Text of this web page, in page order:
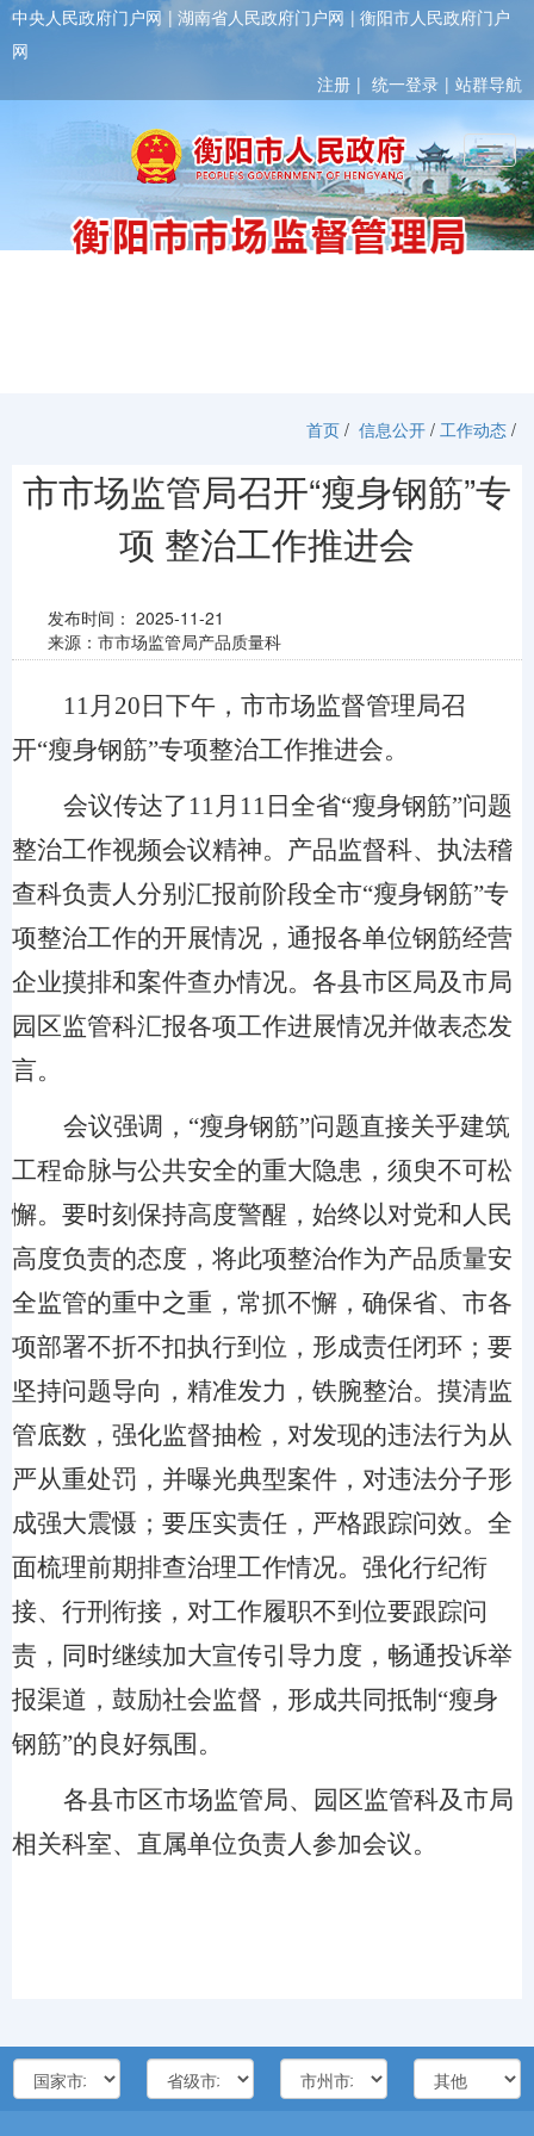
中央人民政府门户网 湖南省人民政府门户网
衡阳市人民政府门户
网
注册
统一登录 站群导航
首页 / 信息公开 / 工作动态 /
市市场监管局召开“瘦身钢筋”专
项 整治工作推进会
发布时间： 2025-11-21
来源：市市场监管局产品质量科
11月20日下午，市市场监督管理局召
开“瘦身钢筋”专项整治工作推进会。
会议传达了11月11日全省“瘦身钢筋”问题
整治工作视频会议精神。 产品监督科、执法稽
查科负责人分别汇报前阶段全市“瘦身钢筋”专
项整治工作的开展情况 ， 通报各单位钢筋经营
企业摸排和案件查办情况。各县市区局及市局
园区监管科汇报各项工作进展情况并做表态发
言。
会议强调，“瘦身钢筋”问题直接关乎建筑
工程命脉与公共安全的重大隐患，须臾不可松
懈。 要时刻保持高度警醒，始终以对党和人民
高度负责的态度，将此项整治作为产品质量安
全监管的重中之重，常抓不懈，确保省、市各
项部署不折不扣执行到位，形成责任闭环； 要
坚持问题导向，精准发力，铁腕整治。摸清监
管底数，强化监督抽检， 对发现的违法行为从
严从重处罚， 并曝光典型案件，对违法分子形
成强大震慑； 要压实责任 ，严格跟踪问效。 全
面梳理前期排查治理工作情况。 强化行纪衔
接、行刑衔接，对工作履职不到位要跟踪问
责， 同时继续加大宣传引导力度，畅通投诉举
报渠道，鼓励社会监督，形成共同抵制“瘦身
钢筋”的良好氛围。
各县市区市场监管局、园区监管科及市局
相关科室、直属单位负责人参加会议。